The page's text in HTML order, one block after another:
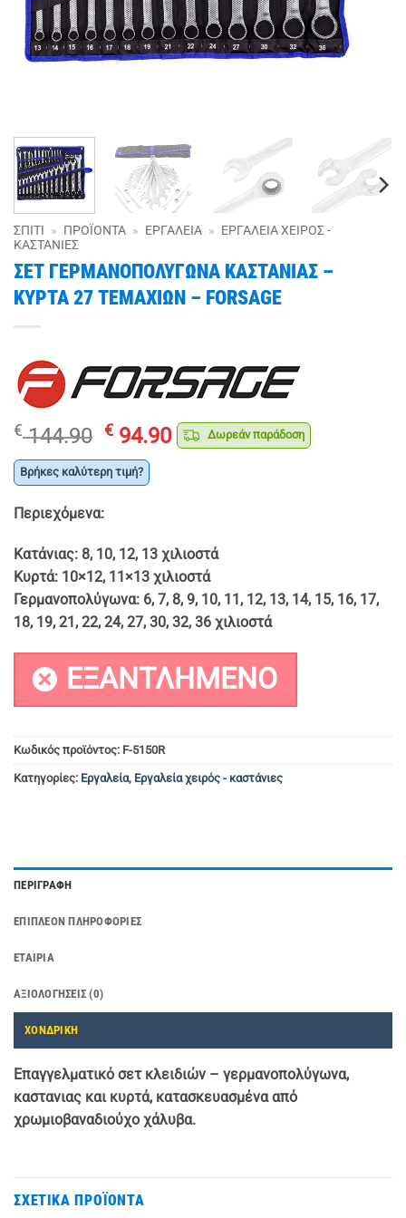
ΣΠΊΤΙ » ΠΡΟΪΌΝΤΑ » ΕΡΓΑΛΕΊΑ » ΕΡΓΑΛΕΊΑ ΧΕΙΡΌΣ -
ΚΑΣΤΆΝΙΕΣ
ΣΕΤ ΓΕΡΜΑΝΟΠΟΛΥΓΩΝΑ ΚΑΣΤΑΝΙΑΣ –
ΚΥΡΤΑ 27 ΤΕΜΑΧΙΩΝ – FORSAGE
€144.90 Original
price
was:
€ 94.90Η
τρέχουσα
Δωρεάν παράδοση
Βρήκες καλύτερη τιμή?
Περιεχόμενα:
Κατάνιας: 8, 10, 12, 13 χιλιοστά
Κυρτά: 10×12, 11×13 χιλιοστά
Γερμανοπολύγωνα: 6, 7, 8, 9, 10, 11, 12, 13, 14, 15, 16, 17,
18, 19, 21, 22, 24, 27, 30, 32, 36 χιλιοστά
ΕΞΑΝΤΛΗΜΈΝΟ
Κωδικός προϊόντος: F-5150R
Κατηγορίες: Εργαλεία, Εργαλεία χειρός - καστάνιες
ΠΕΡΙΓΡΑΦΉ
ΕΠΙΠΛΈΟΝ ΠΛΗΡΟΦΟΡΊΕΣ
ΕΤΑΙΡΊΑ
ΑΞΙΟΛΟΓΉΣΕΙΣ (0)
ΧΟΝΔΡΙΚΗ
Επαγγελματικό σετ κλειδιών – γερμανοπολύγωνα,
καστανιας και κυρτά, κατασκευασμένα από
χρωμιοβαναδιούχο χάλυβα.
ΣΧΕΤΙΚΆ ΠΡΟΪΌΝΤΑ